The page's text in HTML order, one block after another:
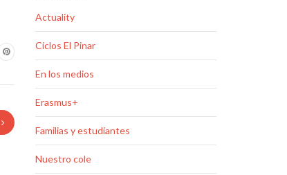
Actuality
Ciclos El Pinar
En los medios
Erasmus+
Familias y estudiantes
Nuestro cole